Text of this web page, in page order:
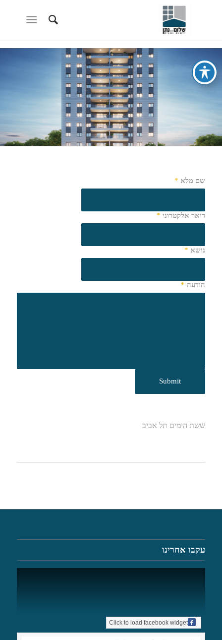
שם מלא *
דואר אלקטרוני *
נושא *
הודעה *
ששת הימים תל אביב
עקבו אחרינו
Click to load facebook widget